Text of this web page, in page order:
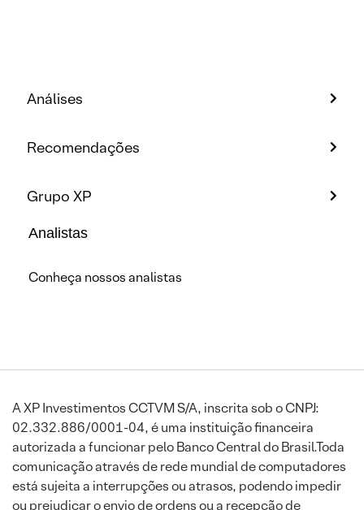
Análises
Recomendações
Grupo XP
Analistas
Conheça nossos analistas
A XP Investimentos CCTVM S/A, inscrita sob o CNPJ:
02.332.886/0001-04, é uma instituição financeira
autorizada a funcionar pelo Banco Central do Brasil.Toda
comunicação através de rede mundial de computadores
está sujeita a interrupções ou atrasos, podendo impedir
ou prejudicar o envio de ordens ou a recepção de